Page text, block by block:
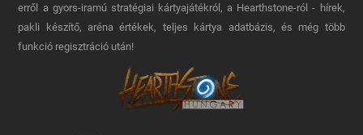
erről a gyors-iramú stratégiai kártyajátékról, a Hearthstone-ról - hírek,
pakli készítő, aréna értékek, teljes kártya adatbázis, és még több
funkció regisztráció után!